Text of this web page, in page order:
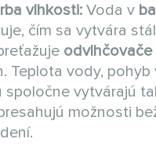
vlhkosti: Voda v
čím sa vytvára
odvlhčovače
Teplota vody, pohyb
spoločne vytvárajú
možnosti